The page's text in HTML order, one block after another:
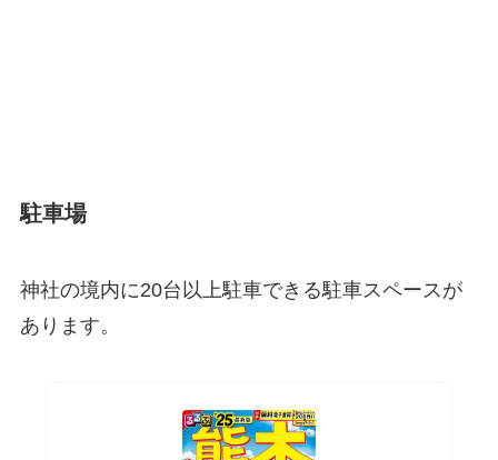
駐車場
神社の境内に20台以上駐車できる駐車スペースが
あります。